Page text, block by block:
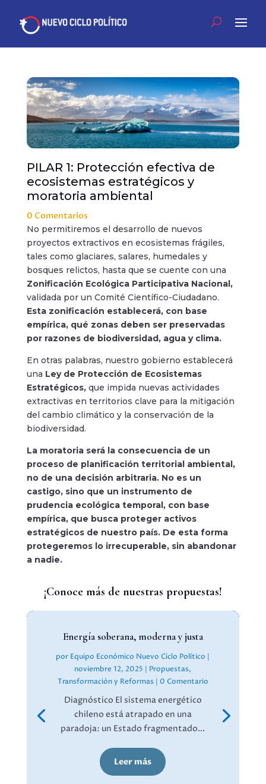
PILAR 1: Protección efectiva de
ecosistemas estratégicos y
moratoria ambiental
0 Comentarios
No permitiremos el desarrollo de nuevos
proyectos extractivos en ecosistemas frágiles,
tales como glaciares, salares, humedales y
bosques relictos, hasta que se cuente con una
Zonificación Ecológica Participativa Nacional,
validada por un Comité Científico-Ciudadano.
Esta zonificación establecerá, con base
empírica, qué zonas deben ser preservadas
por razones de biodiversidad, agua y clima.
En otras palabras, nuestro gobierno establecerá
una Ley de Protección de Ecosistemas
Estratégicos,que impida nuevas actividades
extractivas en territorios clave para la mitigación
del cambio climático y la conservación de la
biodiversidad.
La moratoria será la consecuencia de un
proceso de planificación territorial ambiental,
no de una decisión arbitraria. No es un
castigo, sino que un instrumento de
prudencia ecológica temporal, con base
empírica, que busca proteger activos
estratégicos de nuestro país. De esta forma
protegeremos lo irrecuperable, sin abandonar
a nadie.
¡Conoce más de nuestras propuestas!
Energía soberana, moderna y justa
por Equipo Económico Nuevo Ciclo Político |
noviembre 12, 2025 | Propuestas,
Transformación y Reformas | 0 Comentario
Diagnóstico El sistema energético
chileno está atrapado en una
paradoja: un Estado fragmentado...
Leer más